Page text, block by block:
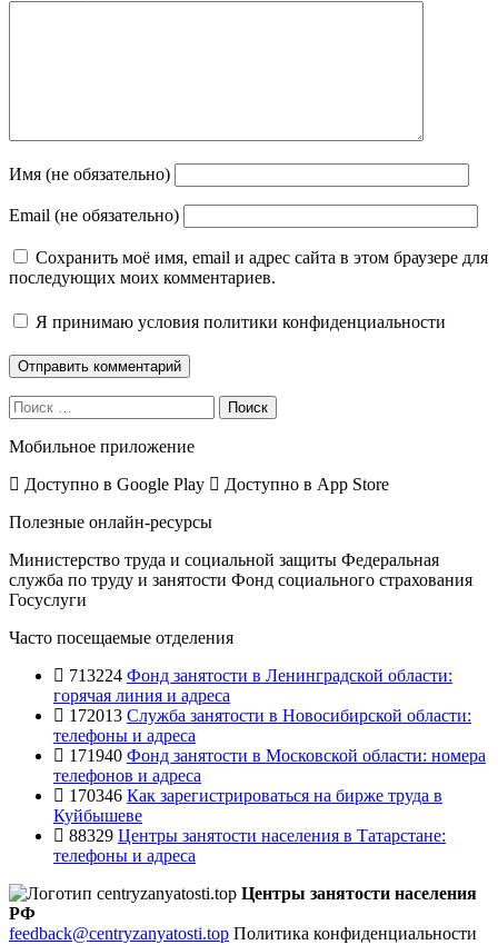
Имя (не обязательно)
Email (не обязательно)
Сохранить моё имя, email и адрес сайта в этом браузере для
последующих моих комментариев.
Я принимаю условия политики конфиденциальности
Поиск
Мобильное приложение
Доступно в Google Play Доступно в App Store
Полезные онлайн-ресурсы
Министерство труда и социальной защиты Федеральная
служба по труду и занятости Фонд социального страхования
Госуслуги
Часто посещаемые отделения
713224 Фонд занятости в Ленинградской области:
горячая линия и адреса
172013 Служба занятости в Новосибирской области:
телефоны и адреса
171940 Фонд занятости в Московской области: номера
телефонов и адреса
170346 Как зарегистрироваться на бирже труда в
Куйбышеве
88329 Центры занятости населения в Татарстане:
телефоны и адреса
Центры занятости населения
РФ
feedback@centryzanyatosti.top Политика конфиденциальности